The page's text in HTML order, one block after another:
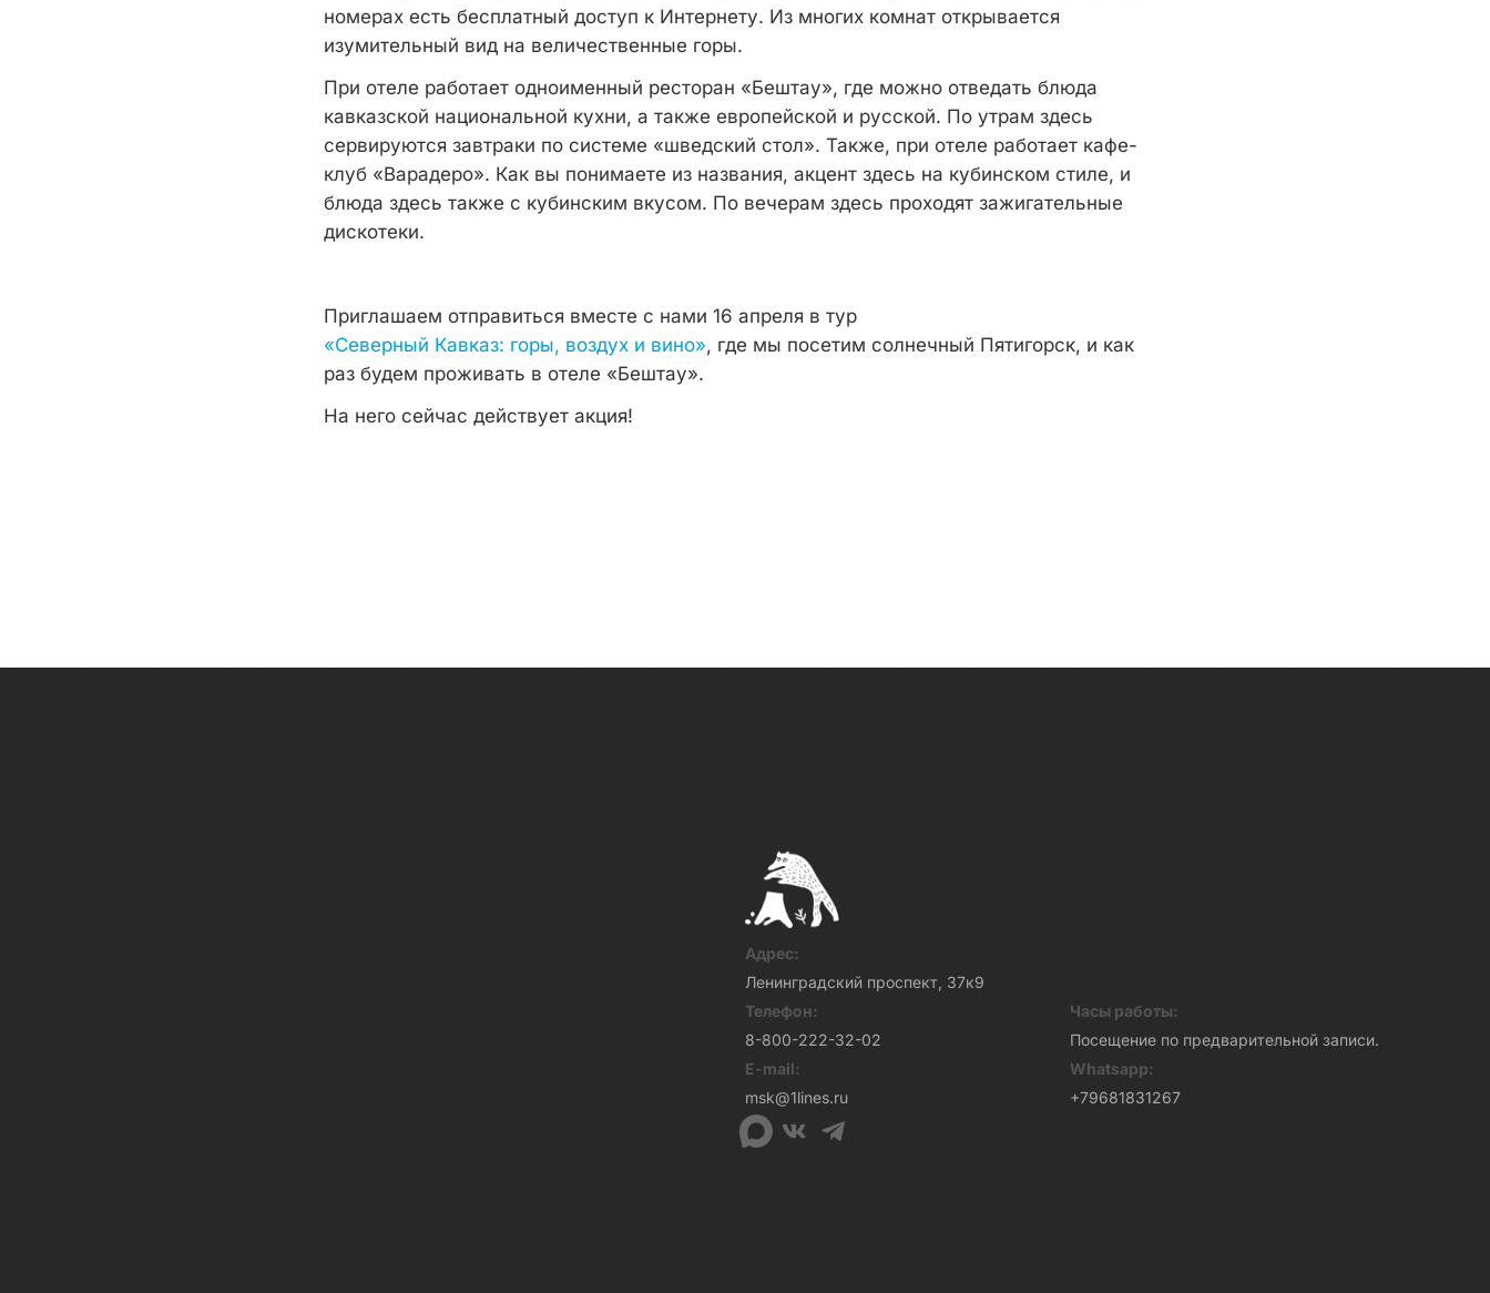
номерах есть бесплатный доступ к Интернету. Из многих комнат открывается
изумительный вид на величественные горы.
При отеле работает одноименный ресторан «Бештау», где можно отведать блюда
кавказской национальной кухни, а также европейской и русской. По утрам здесь
сервируются завтраки по системе «шведский стол». Также, при отеле работает кафе-
клуб «Варадеро». Как вы понимаете из названия, акцент здесь на кубинском стиле, и
блюда здесь также с кубинским вкусом. По вечерам здесь проходят зажигательные
дискотеки.
Приглашаем отправиться вместе с нами 16 апреля в тур
«Северный Кавказ: горы, воздух и вино», где мы посетим солнечный Пятигорск, и как
раз будем проживать в отеле «Бештау».
На него сейчас действует акция!
Адрес:
Ленинградский проспект, 37к9
Телефон:
8-800-222-32-02
Часы работы:
Посещение по предварительной записи.
E-mail:
msk@1lines.ru
Whatsapp:
+79681831267